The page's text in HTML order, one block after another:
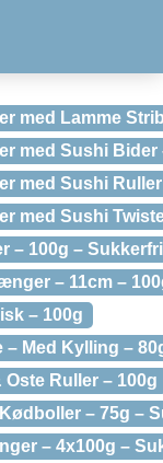
med Lamme
med Sushi
med Sushi
med Sushi
– 100g –
– 11cm –
– 100g
Med Kylling –
Ruller – 100g
– 75g –
– 4x100g –